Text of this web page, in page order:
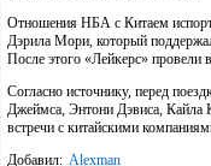
Отношения НБА с Китаем
Дэрила Мори, который
После этого «Лейкерс» провели
Согласно источнику, перед
Джеймса, Энтони Дэвиса, Кайла
встречи с китайскими
Добавил: Alexman